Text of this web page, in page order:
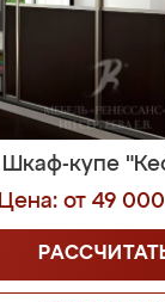
Шкаф-купе
Цена: от 49